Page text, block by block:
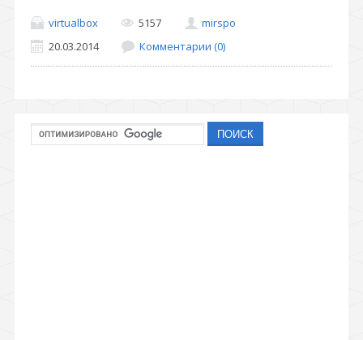
virtualbox 5157
mirspo
20.03.2014
Комментарии (0)